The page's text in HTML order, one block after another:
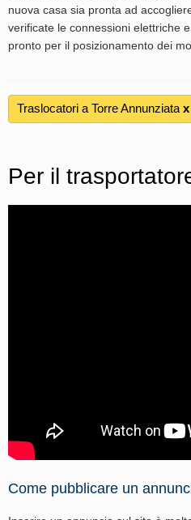
nuova casa sia pronta ad
verificate le connessioni elettriche
pronto per il posizionamento dei
Traslocatori a Torre Annunziata х
Per il
Come pubblicare un